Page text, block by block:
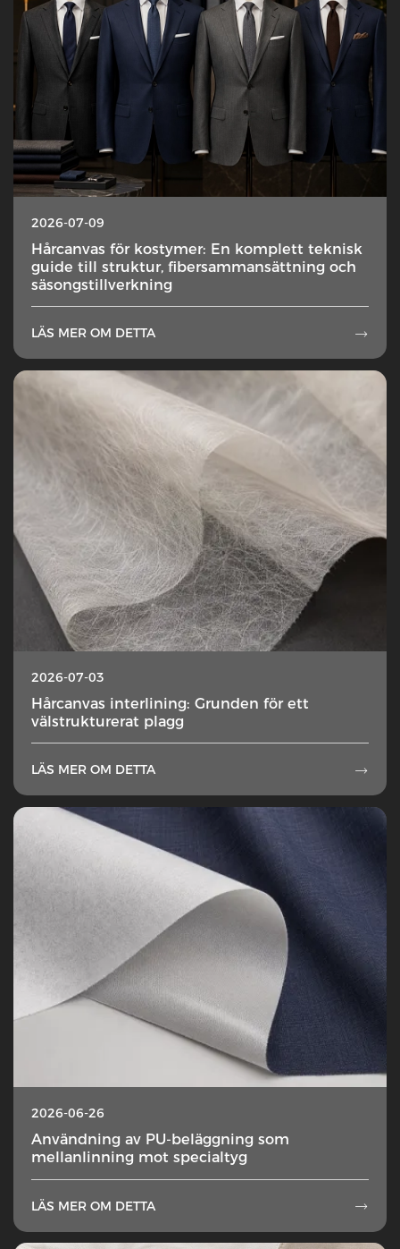
2026-07-09
Hårcanvas för kostymer: En komplett teknisk
guide till struktur, fibersammansättning och
säsongstillverkning
LÄS MER OM DETTA 
2026-07-03
Hårcanvas interlining: Grunden för ett
välstrukturerat plagg
LÄS MER OM DETTA 
2026-06-26
Användning av PU-beläggning som
mellanlinning mot specialtyg
LÄS MER OM DETTA 